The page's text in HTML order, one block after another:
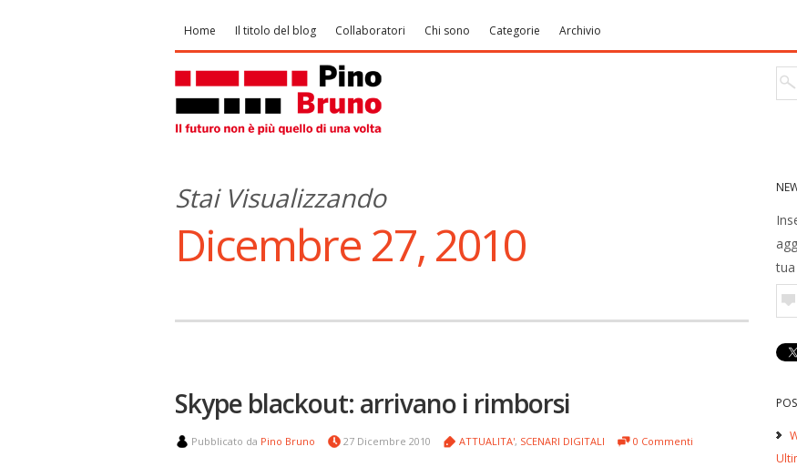
Home Il titolo del blog Collaboratori Chi sono Categorie Archivio
Stai Visualizzando
Dicembre 27, 2010
Skype blackout: arrivano i rimborsi
Pubblicato da Pino Bruno 27 Dicembre 2010 ATTUALITA', SCENARI DIGITALI 0 Commenti